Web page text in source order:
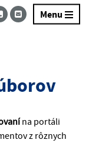
Menu
na portáli
z rôznych